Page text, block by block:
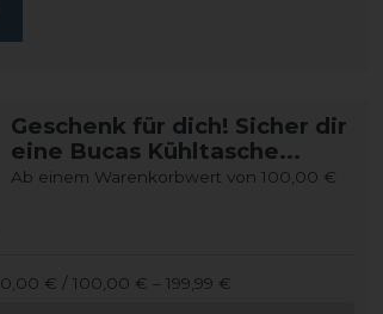
Geschenk für dich! Sicher dir
eine Bucas Kühltasche...
Ab einem Warenkorbwert von 100,00 €
0,00 € / 100,00 € – 199,99 €